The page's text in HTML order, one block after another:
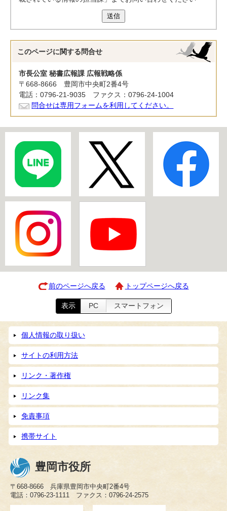
送信
このページに関する 問合せ
市長公室 秘書広報課 広報戦略係
〒668-8666 豊岡市中央町2番4号
電話：0796-21-9035 ファクス：0796-24-1004
問合せは専用フォームを利用してください。
前のページへ戻る トップページへ戻る
表示 PC スマートフォン
個人情報の取り扱い
サイトの利用方法
リンク・著作権
リンク集
免責事項
携帯サイト
豊岡市役所
〒668-8666 兵庫県豊岡市中央町2番4号
電話：0796-23-1111 ファクス：0796-24-2575